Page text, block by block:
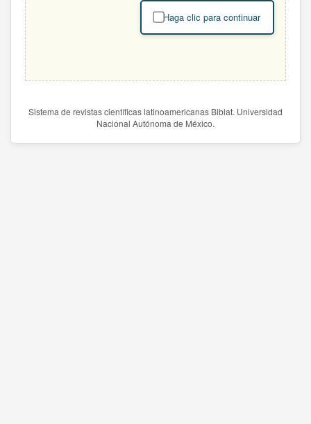
Haga clic para continuar
Sistema de revistas científicas latinoamericanas Biblat. Universidad
Nacional Autónoma de México.